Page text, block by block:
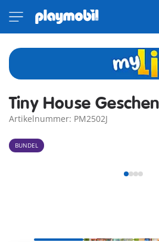
Tiny House
Artikelnummer: PM2502J
BUNDEL